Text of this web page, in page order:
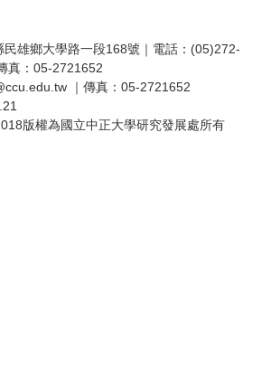
雄鄉大學路一段168號｜電話：(05)272-
真：05-2721652
｜傳真：05-2721652
版權為國立中正大學研究發展處所有